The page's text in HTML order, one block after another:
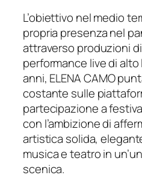
L’obiettivo nel medio
propria presenza nel
attraverso produzioni
performance live di alto
anni, ELENA CAMO
costante sulle
partecipazione a
con l’ambizione di
artistica solida,
musica e teatro in
scenica.